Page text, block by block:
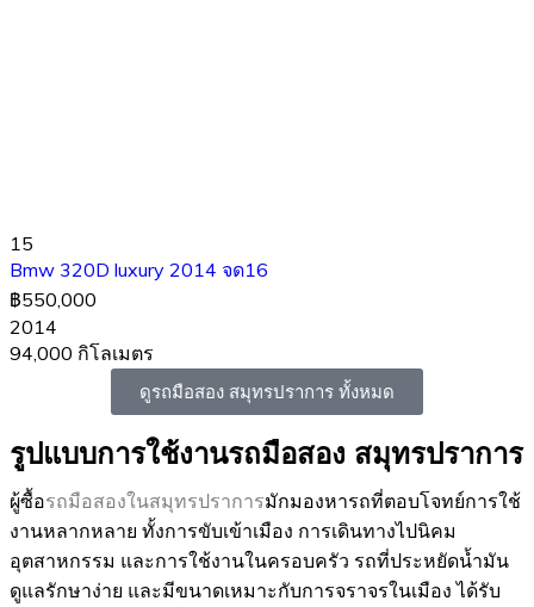
15
Bmw 320D luxury 2014 จด16
฿550,000
2014
94,000 กิโลเมตร
ดูรถมือสอง สมุทรปราการ ทั้งหมด
รูปแบบการใช้งานรถมือสอง สมุทรปราการ
ผู้ซื้อรถมือสองในสมุทรปราการมักมองหารถที่ตอบโจทย์การใช้
งานหลากหลาย ทั้งการขับเข้าเมือง การเดินทางไปนิคม
อุตสาหกรรม และการใช้งานในครอบครัว รถที่ประหยัดน้ำมัน
ดูแลรักษาง่าย และมีขนาดเหมาะกับการจราจรในเมือง ได้รับ